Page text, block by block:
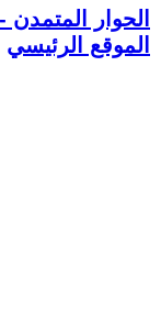
الحوار المتمدن
الموقع الرئيسي